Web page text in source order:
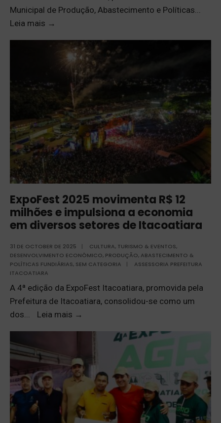
Municipal de Produção, Abastecimento e Políticas
Leia mais →
ExpoFest 2025 movimenta R$ 12
milhões e impulsiona a economia
em diversos setores de Itacoatiara
31 DE OCTOBER DE 2025 | CULTURA, TURISMO & EVENTOS,
DESENVOLVIMENTO ECONÔMICO, PRODUÇÃO, ABASTECIMENTO &
POLÍTICAS FUNDIÁRIAS, SEM CATEGORIA |
ASSESSORIA PREFEITURA
ITACOATIARA
A 4ª edição da ExpoFest Itacoatiara, promovida pela
Prefeitura de Itacoatiara, consolidou-se como um
dos... Leia mais →